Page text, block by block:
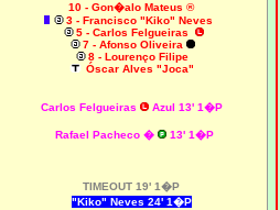
10 - Gon�alo Mateus ®
3 - Francisco "Kiko" Neves
5 - Carlos Felgueiras
7 - Afonso Oliveira
8 - Lourenço Filipe
Óscar Alves "Joca"
Carlos Felgueiras Azul 13' 1�P
Rafael Pacheco � 13' 1�P
TIMEOUT 19' 1�P
"Kiko" Neves 24' 1�P